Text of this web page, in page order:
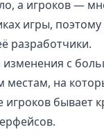
а игроков —
игры,
разработчики.
с
местам, на
бывает